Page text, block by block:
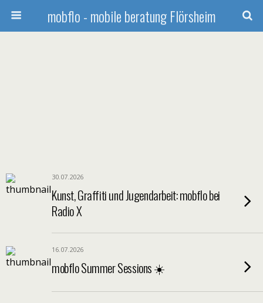
mobflo - mobile beratung Flörsheim
30.07.2026
Kunst, Graffiti und Jugendarbeit: mobflo bei
Radio X
16.07.2026
mobflo Summer Sessions ☀️